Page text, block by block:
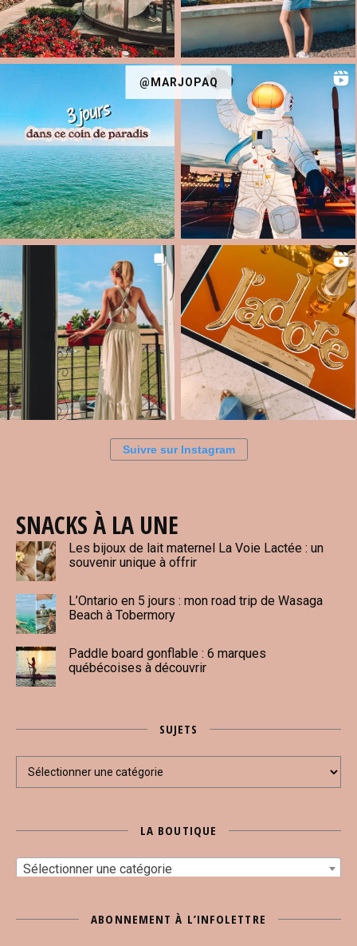
@MARJOPAQ
Suivre sur Instagram
SNACKS À LA UNE
Les bijoux de lait maternel La Voie Lactée : un
souvenir unique à offrir
L’Ontario en 5 jours : mon road trip de Wasaga
Beach à Tobermory
Paddle board gonflable : 6 marques
québécoises à découvrir
SUJETS
Sujets
LA BOUTIQUE
Sélectionner une catégorie
ABONNEMENT À L’INFOLETTRE